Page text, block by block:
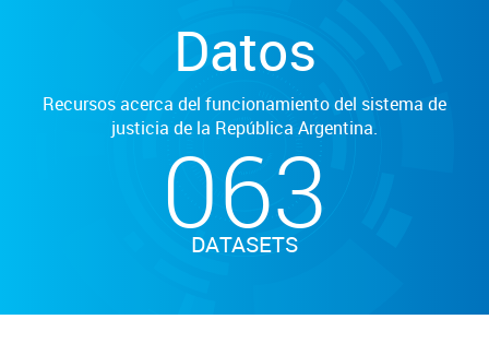
Datos
Recursos acerca del funcionamiento del sistema de
justicia de la República Argentina.
063
DATASETS